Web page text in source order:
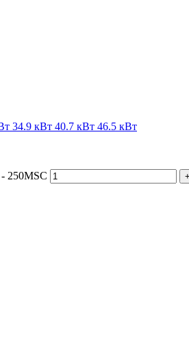
34.9 кВт 40.7 кВт 46.5 кВт
250MSC